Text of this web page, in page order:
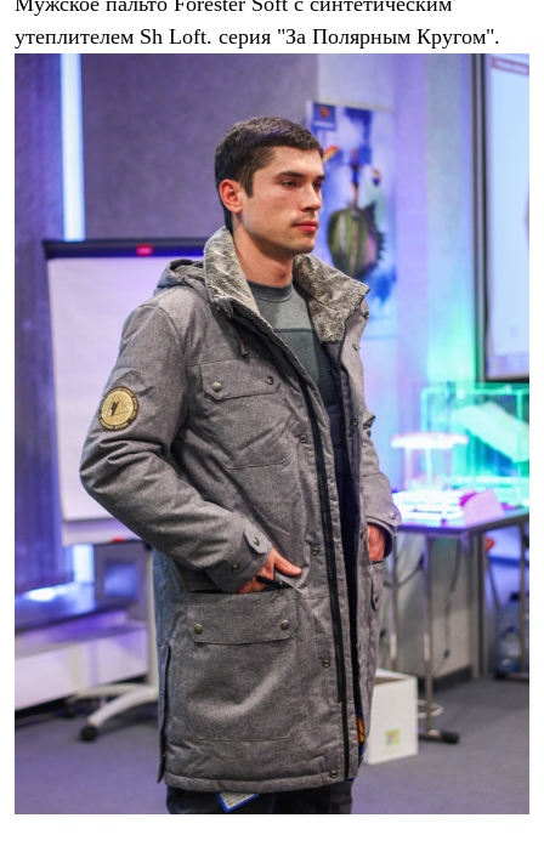
утеплителем Sh Loft. серия "За Полярным Кругом".